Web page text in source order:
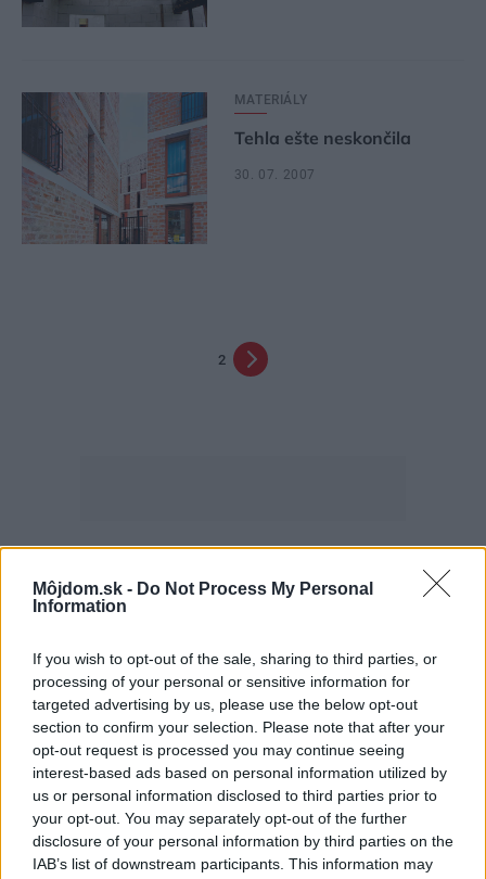
Môjdom.sk - Do Not Process My Personal
Information
If you wish to opt-out of the sale, sharing to third parties, or
processing of your personal or sensitive information for
targeted advertising by us, please use the below opt-out
section to confirm your selection. Please note that after your
opt-out request is processed you may continue seeing
interest-based ads based on personal information utilized by
us or personal information disclosed to third parties prior to
your opt-out. You may separately opt-out of the further
disclosure of your personal information by third parties on the
IAB’s list of downstream participants. This information may
MATERIÁLY
Tehla ešte neskončila
30. 07. 2007
2
Najčítanejšie Za týždeň Za mesiac
seba. V novom dome je všetko pre ich život i
návštevy vnúčat
Žije pri lese, chová sliepky a uspáva ju rieka.
Miestni remeselníci vytvorili bývanie, ktoré vyzerá
ako malý raj
Pridajte túto surovinu do prania, obliečky budú
hladšie a pevnejšie. Starý trik z hotelov poznali už
naše babičky